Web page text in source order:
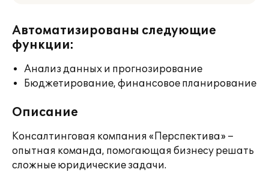
Автоматизированы следующие
функции:
Анализ данных и прогнозирование
Бюджетирование, финансовое планирование
Описание
Консалтинговая компания «Перспектива» –
опытная команда, помогающая бизнесу решать
сложные юридические задачи.